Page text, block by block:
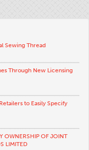
Sewing Thread
Through New Licensing
to Easily Specify
OWNERSHIP OF JOINT
LIMITED